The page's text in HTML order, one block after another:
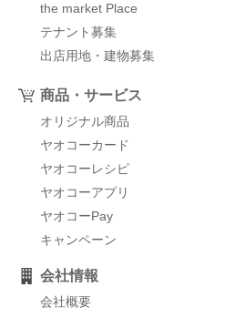
the market Place
テナント募集
出店用地・建物募集
商品・サービス
オリジナル商品
ヤオコーカード
ヤオコーレシピ
ヤオコーアプリ
ヤオコーPay
キャンペーン
会社情報
会社概要